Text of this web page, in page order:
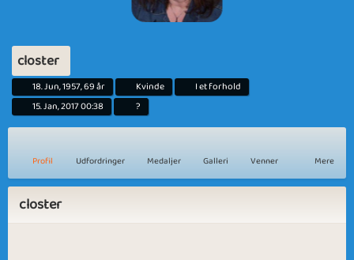
closter
18. Jun, 1957, 69 år Kvinde
I et forhold
15. Jan, 2017 00:38
?
Profil Udfordringer Medaljer Galleri Venner Mere
closter